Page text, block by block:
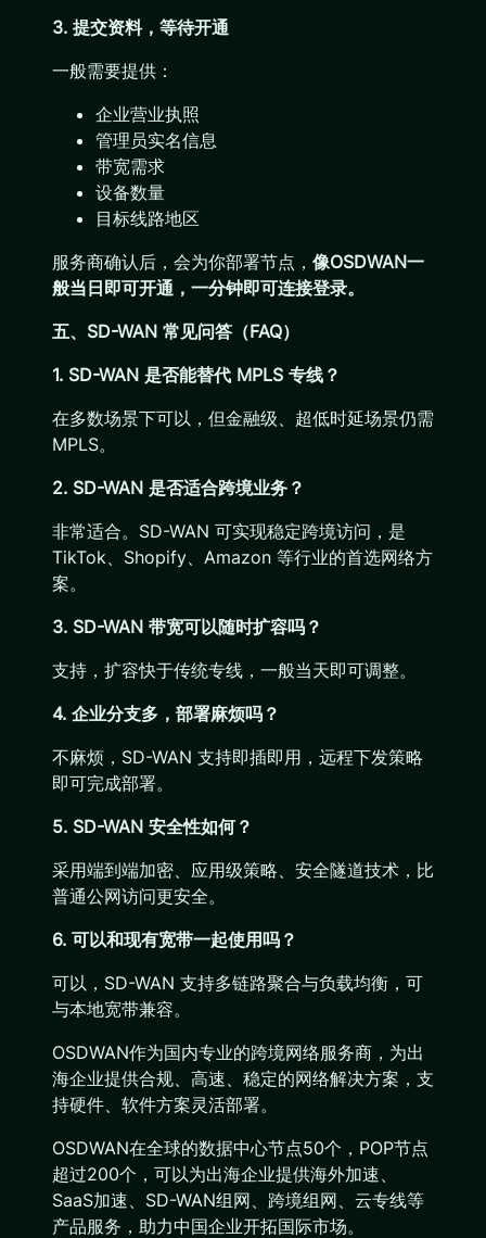
3. 提交资料，等待开通
一般需要提供：
企业营业执照
管理员实名信息
带宽需求
设备数量
目标线路地区
服务商确认后，会为你部署节点， 像OSDWAN一
般当日即可开通，一分钟即可连接登录。
五、SD-WAN 常见问答（FAQ）
1. SD-WAN 是否能替代 MPLS 专线？
在多数场景下可以，但金融级、超低时延场景仍需
MPLS。
2. SD-WAN 是否适合跨境业务？
非常适合。SD-WAN 可实现稳定跨境访问，是
TikTok、Shopify、Amazon 等行业的首选网络方
案。
3. SD-WAN 带宽可以随时扩容吗？
支持，扩容快于传统专线，一般当天即可调整。
4. 企业分支多，部署麻烦吗？
不麻烦，SD-WAN 支持即插即用，远程下发策略
即可完成部署。
5. SD-WAN 安全性如何？
采用端到端加密、应用级策略、安全隧道技术，比
普通公网访问更安全。
6. 可以和现有宽带一起使用吗？
可以，SD-WAN 支持多链路聚合与负载均衡，可
与本地宽带兼容。
OSDWAN作为国内专业的跨境网络服务商，为出
海企业提供合规、高速、稳定的网络解决方案，支
持硬件、软件方案灵活部署。
OSDWAN在全球的数据中心节点50个，POP节点
超过200个，可以为出海企业提供海外加速、
SaaS加速、SD-WAN组网、跨境组网、云专线等
产品服务，助力中国企业开拓国际市场。